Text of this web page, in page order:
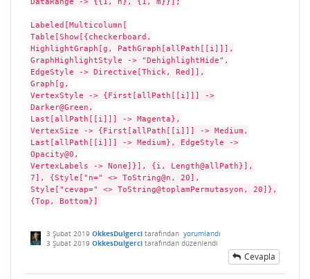
DataRange -> {{1, n}, {1, m}}];
Labeled[Multicolumn[
Table[Show[{checkerboard,
HighlightGraph[g, PathGraph[allPath[[i]]],
GraphHighlightStyle -> "DehighlightHide",
EdgeStyle -> Directive[Thick, Red]],
Graph[g,
VertexStyle -> {First[allPath[[i]]] ->
Darker@Green,
Last[allPath[[i]]] -> Magenta},
VertexSize -> {First[allPath[[i]]] -> Medium,
Last[allPath[[i]]] -> Medium}, EdgeStyle ->
Opacity@0,
VertexLabels -> None]}], {i, Length@allPath}],
7], {Style["n=" <> ToString@n, 20],
Style["cevap=" <> ToString@toplamPermutasyon, 20]},
{Top, Bottom}]
3 Şubat 2019 OkkesDulgerci tarafından yorumlandı
3 Şubat 2019 OkkesDulgerci tarafından düzenlendi
Cevapla